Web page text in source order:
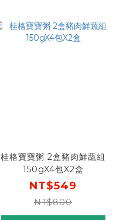
桂格寶寶粥 2盒豬肉鮮蔬組
150gX4包X2盒
NT$549
NT$800